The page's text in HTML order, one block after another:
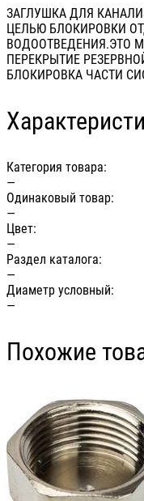
ЗАГЛУШКА ДЛЯ
ЦЕЛЬЮ БЛОКИРОВКИ
ВОДООТВЕДЕНИЯ.ЭТО
ПЕРЕКРЫТИЕ
БЛОКИРОВКА ЧАСТИ
Категория товара:
—
Одинаковый товар:
—
Цвет:
—
Раздел каталога:
—
Диаметр условный:
—
Похожие